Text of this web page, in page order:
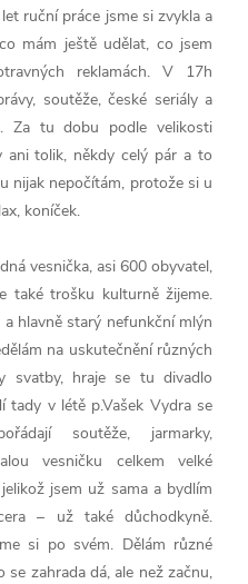
ruční práce jsme si zvykla a
mám ještě udělat, co jsem
reklamách. V 17h
soutěže, české seriály a
Za tu dobu podle velikosti
tolik, někdy celý pár a to
nijak nepočítám, protože si u
koníček.
vesnička, asi 600 obyvatel,
také trošku kulturně žijeme.
hlavně starý nefunkční mlýn
na uskutečnění různých
svatby, hraje se tu divadlo
tady v létě p.Vašek Vydra se
soutěže, jarmarky,
vesničku celkem velké
jsem už sama a bydlím
– už také důchodkyně.
si po svém. Dělám různé
se zahrada dá, ale než začnu,